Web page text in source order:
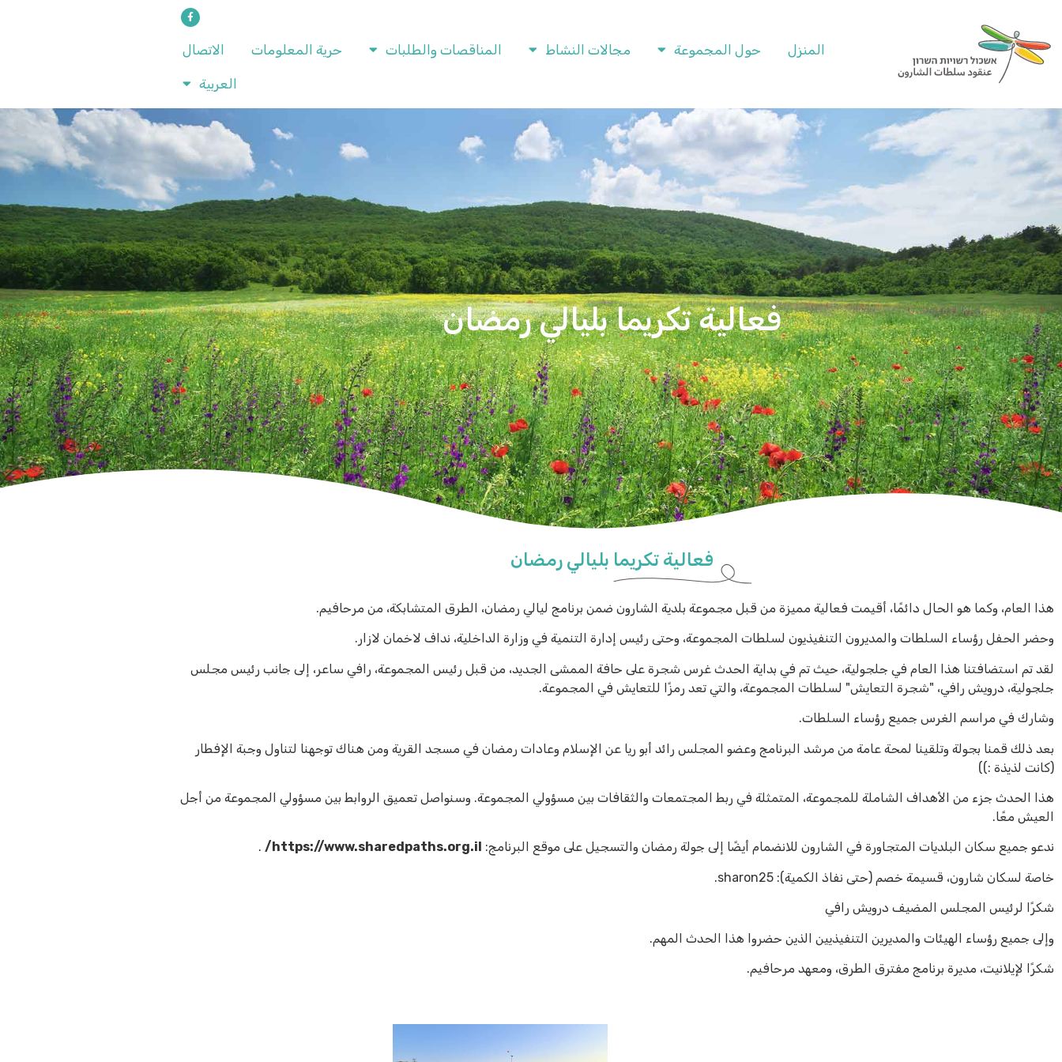
المنزل حول المجموعة مجالات النشاط المناقصات والطلبات حرية المعلومات الاتصال
العربية‏
فعالية تكريما بليالي رمضان
فعالية تكريما بليالي رمضان
هذا العام، وكما هو الحال دائمًا، أقيمت فعالية مميزة من قبل مجموعة بلدية الشارون ضمن برنامج ليالي رمضان، الطرق المتشابكة، من مرحافيم.
وحضر الحفل رؤساء السلطات والمديرون التنفيذيون لسلطات المجموعة، وحتى رئيس إدارة التنمية في وزارة الداخلية، نداف لاخمان لازار.
لقد تم استضافتنا هذا العام في جلجولية، حيث تم في بداية الحدث غرس شجرة على حافة الممشى الجديد، من قبل رئيس المجموعة، رافي ساعر، إلى جانب رئيس مجلس
جلجولية، درويش رافي، "شجرة التعايش" لسلطات المجموعة، والتي تعد رمزًا للتعايش في المجموعة.
وشارك في مراسم الغرس جميع رؤساء السلطات.
بعد ذلك قمنا بجولة وتلقينا لمحة عامة من مرشد البرنامج وعضو المجلس رائد أبو ريا عن الإسلام وعادات رمضان في مسجد القرية ومن هناك توجهنا لتناول وجبة الإفطار
(كانت لذيذة :))
هذا الحدث جزء من الأهداف الشاملة للمجموعة، المتمثلة في ربط المجتمعات والثقافات بين مسؤولي المجموعة. وسنواصل تعميق الروابط بين مسؤولي المجموعة من أجل
العيش معًا.
ندعو جميع سكان البلديات المتجاورة في الشارون للانضمام أيضًا إلى جولة رمضان والتسجيل على موقع البرنامج: https://www.sharedpaths.org.il/
.
خاصة لسكان شارون، قسيمة خصم (حتى نفاذ الكمية): sharon25.
شكرًا لرئيس المجلس المضيف درويش رافي
وإلى جميع رؤساء الهيئات والمديرين التنفيذيين الذين حضروا هذا الحدث المهم.
شكرًا لإيلانيت، مديرة برنامج مفترق الطرق، ومعهد مرحافيم.